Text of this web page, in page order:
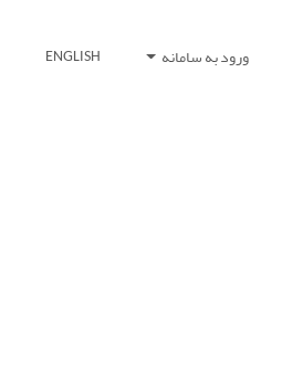
ورود به سامانه ENGLISH